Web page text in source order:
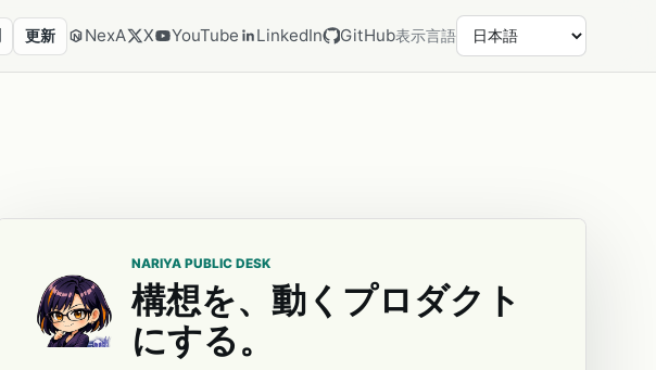
更新 NexA X YouTube LinkedIn GitHub表示言語
NARIYA PUBLIC DESK
構想を、動くプロダクト
にする。